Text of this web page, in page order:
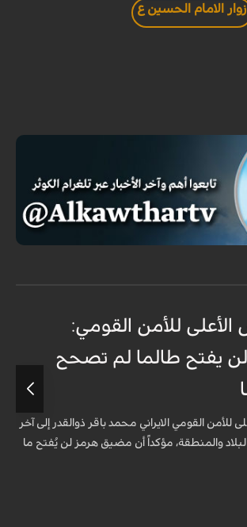
زوار الامام الحسين ع
للأمن القومي:
يفتح طالما لم تصحح
للأمن القومي الايراني محمد باقر ذوالقدر إلى آخر
والمنطقة، مؤكداً أن مضيق هرمز لن يُفتح ما